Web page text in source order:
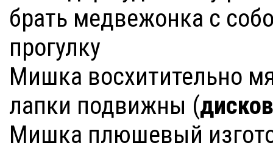
брать медвежонка с
прогулку
Мишка восхитительно
лапки подвижны (
Мишка плюшевый